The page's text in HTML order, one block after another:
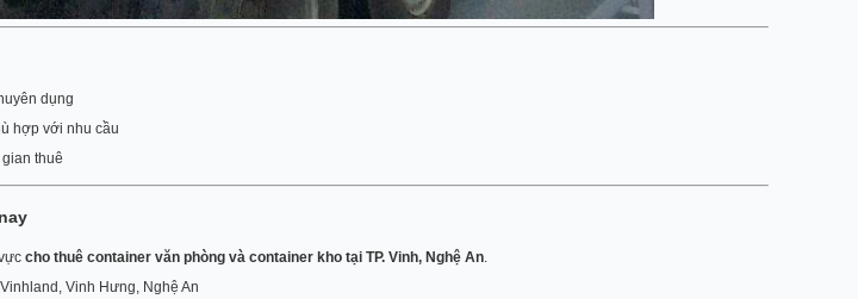
dụng
hợp với nhu cầu
thuê
cho thuê container văn phòng và container kho tại TP. Vinh, Nghệ An
Vinh Hưng, Nghệ An